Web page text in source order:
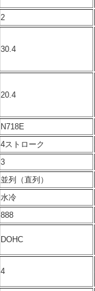
2
30.4
20.4
N718E
4ストローク
3
並列（直列）
水冷
888
DOHC
4